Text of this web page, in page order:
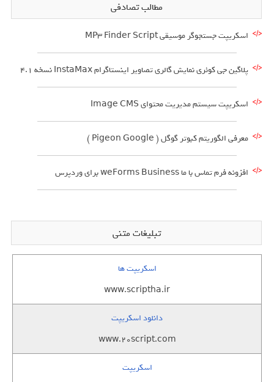
مطالب تصادفی
اسکریپت جستجوگر موسیقی MP3 Finder Script
پلاگین جی کوئری نمایش گالری تصاویر اینستاگرام InstaMax نسخه 4.1
اسکریپت سیستم مدیریت محتوای Image CMS
معرفی الگوریتم کبوتر گوگل ( Pigeon Google )
افزونه فرم تماس با ما weForms Business برای وردپرس
تبلیغات متنی
اسکریپت ها
www.scriptha.ir
دانلود اسکریپت
www.20script.com
اسکریپت